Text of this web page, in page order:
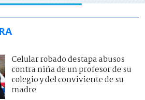
Celular robado destapa abusos
contra niña de un profesor de su
colegio y del conviviente de su
madre